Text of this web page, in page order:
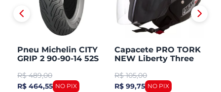
Pneu Michelin CITY
GRIP 2 90-90-14 52S
Dianteiro
R$ 489,00
R$ 464,55
Capacete PRO TORK
NEW Liberty Three
R$ 105,00
R$ 99,75